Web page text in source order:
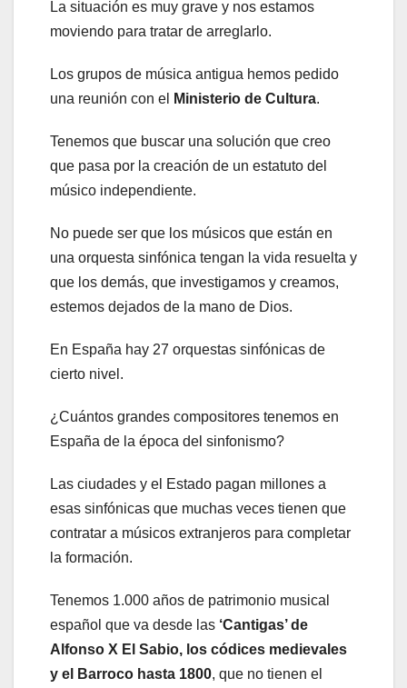
La situación es muy grave y nos estamos
moviendo para tratar de arreglarlo.
Los grupos de música antigua hemos pedido
una reunión con el
Ministerio de Cultura.
Tenemos que buscar una solución que creo
que pasa por la creación de un estatuto del
músico independiente.
No puede ser que los músicos que están en
una orquesta sinfónica tengan la vida resuelta y
que los demás, que investigamos y creamos,
estemos dejados de la mano de Dios.
En España hay 27 orquestas sinfónicas de
cierto nivel.
¿Cuántos grandes compositores tenemos en
España de la época del sinfonismo?
Las ciudades y el Estado pagan millones a
esas sinfónicas que muchas veces tienen que
contratar a músicos extranjeros para completar
la formación.
Tenemos 1.000 años de patrimonio musical
español que va desde las ‘Cantigas’ de
Alfonso X El Sabio, los códices medievales
y el Barroco hasta 1800, que no tienen el